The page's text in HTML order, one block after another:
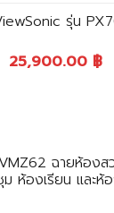
รุ่น
25,900.00 ฿
ฉายห้องส
ม ห้องเรียน และ